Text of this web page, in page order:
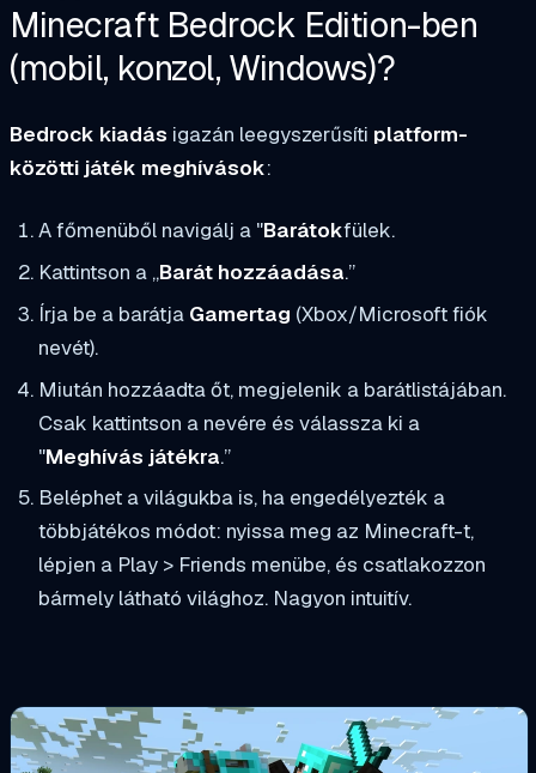
Minecraft Bedrock Edition-ben
(mobil, konzol, Windows)?
Bedrock kiadás igazán leegyszerűsíti platform-
közötti játék meghívások:
A főmenüből navigálj a "Barátokfülek.
Kattintson a „Barát hozzáadása.”
Írja be a barátja Gamertag (Xbox/Microsoft fiók
nevét).
Miután hozzáadta őt, megjelenik a barátlistájában.
Csak kattintson a nevére és válassza ki a
"Meghívás játékra.”
Beléphet a világukba is, ha engedélyezték a
többjátékos módot: nyissa meg az Minecraft-t,
lépjen a Play > Friends menübe, és csatlakozzon
bármely látható világhoz. Nagyon intuitív.